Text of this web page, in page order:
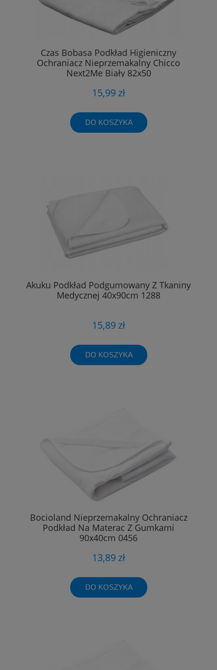
Czas Bobasa Podkład Higieniczny
Ochraniacz Nieprzemakalny Chicco
Next2Me Biały 82x50
15,99 zł
DO KOSZYKA
Akuku Podkład Podgumowany Z Tkaniny
Medycznej 40x90cm 1288
15,89 zł
DO KOSZYKA
Bocioland Nieprzemakalny Ochraniacz
Podkład Na Materac Z Gumkami
90x40cm 0456
13,89 zł
DO KOSZYKA